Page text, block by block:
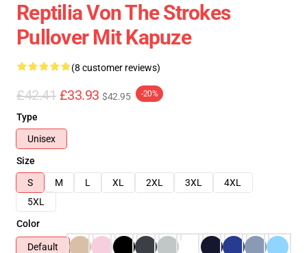
Reptilia Von The Strokes
Pullover Mit Kapuze
(8 customer reviews)
£42.41 £33.93 $42.95 -20%
Type
Unisex
Size
S
M L XL 2XL 3XL
4XL
5XL
Color
Default